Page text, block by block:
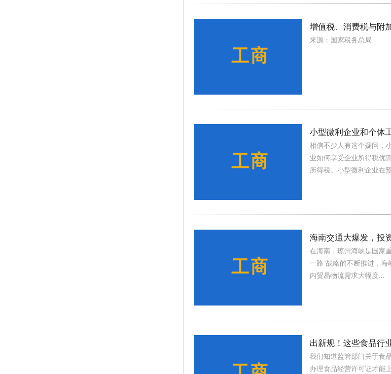
增值税、消费税与附
来源：国家税务总局
小型微利企业和个体
相信不少人有这个疑问，
业如何享受企业所得税优
所得税。小型微利企业在
海南交通大爆发，投
在海南，琼州海峡是国家
一路”战略的不断推进，
内贸易物流需求大幅度...
出新规！这些食品行
我们知道监管部门关于食
办理食品经营许可证才能